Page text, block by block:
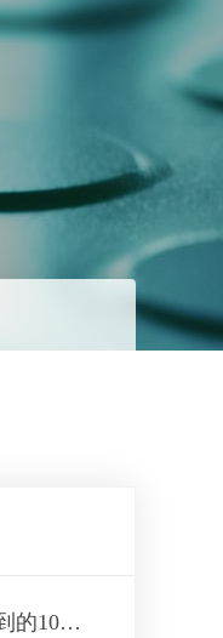
GB 7718-2025预包装食品标签最常遇到的100个问答